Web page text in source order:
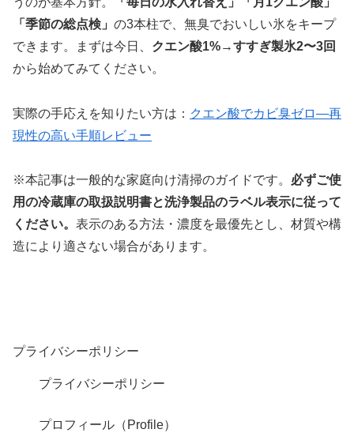
「季節の総点検」 の3本柱で、無臭でおいしい氷をキープ
できます。まずは今日、 クエン酸1%→すすぎ製氷2〜3回
から始めてみてください。
実際の手応えを知りたい方は： クエン酸でカビ臭ゼロ—再
現性の高い手順レビュー
※本記事は一般的な家庭向け清掃のガイドです。 必ずご使
用の冷蔵庫の取扱説明書と洗浄製品のラベル表示に従って
ください。 表示のある方法・濃度を最優先とし、材質や構
造により適さない場合があります。
プライバシーポリシー
プライバシーポリシー
プロフィール（Profile）